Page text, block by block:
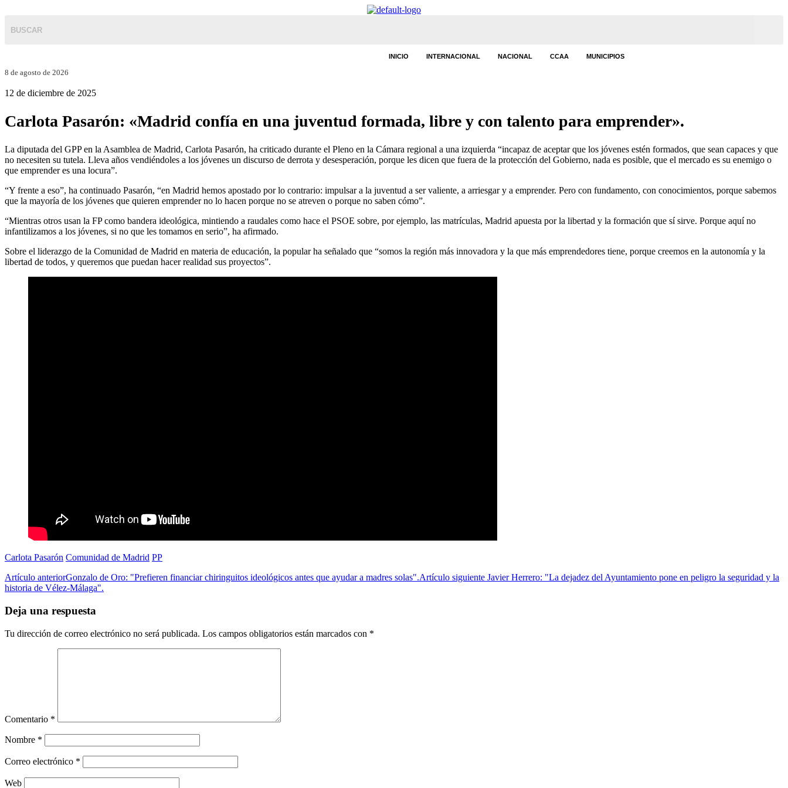
INICIO INTERNACIONAL NACIONAL CCAA MUNICIPIOS
8 de agosto de 2026
12 de diciembre de 2025
Carlota Pasarón: «Madrid confía en una juventud formada, libre y con talento para emprender».
La diputada del GPP en la Asamblea de Madrid, Carlota Pasarón, ha criticado durante el Pleno en la Cámara regional a una izquierda “incapaz de aceptar que los jóvenes estén formados, que sean capaces y que
no necesiten su tutela. Lleva años vendiéndoles a los jóvenes un discurso de derrota y desesperación, porque les dicen que fuera de la protección del Gobierno, nada es posible, que el mercado es su enemigo o
que emprender es una locura”.
“Y frente a eso”, ha continuado Pasarón, “en Madrid hemos apostado por lo contrario: impulsar a la juventud a ser valiente, a arriesgar y a emprender. Pero con fundamento, con conocimientos, porque sabemos
que la mayoría de los jóvenes que quieren emprender no lo hacen porque no se atreven o porque no saben cómo”.
“Mientras otros usan la FP como bandera ideológica, mintiendo a raudales como hace el PSOE sobre, por ejemplo, las matrículas, Madrid apuesta por la libertad y la formación que sí sirve. Porque aquí no
infantilizamos a los jóvenes, si no que les tomamos en serio”, ha afirmado.
Sobre el liderazgo de la Comunidad de Madrid en materia de educación, la popular ha señalado que “somos la región más innovadora y la que más emprendedores tiene, porque creemos en la autonomía y la
libertad de todos, y queremos que puedan hacer realidad sus proyectos”.
Carlota Pasarón Comunidad de Madrid PP
Artículo anteriorGonzalo de Oro: "Prefieren financiar chiringuitos ideológicos antes que ayudar a madres solas".Artículo siguiente Javier Herrero: "La dejadez del Ayuntamiento pone en peligro la seguridad y la
historia de Vélez-Málaga".
Deja una respuesta
Tu dirección de correo electrónico no será publicada. Los campos obligatorios están marcados con *
Comentario *
Nombre *
Correo electrónico *
Web